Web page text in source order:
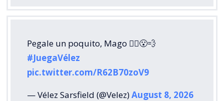
Pegale un poquito, Mago 🧙‍♂️😮‍💨
#JuegaVélez
pic.twitter.com/R62B70zoV9
— Vélez Sarsfield (@Velez)August 8, 2026